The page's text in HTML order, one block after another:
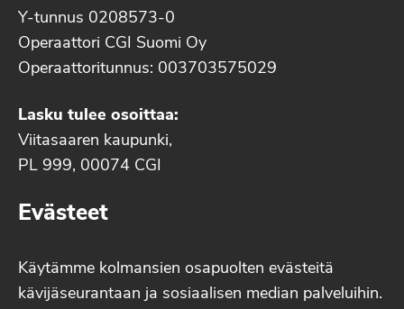
Y-tunnus 0208573-0
Operaattori CGI Suomi Oy
Operaattoritunnus: 003703575029
Lasku tulee osoittaa:
Viitasaaren kaupunki,
PL 999, 00074 CGI
Evästeet
Käytämme kolmansien osapuolten evästeitä
kävijäseurantaan ja sosiaalisen median palveluihin.